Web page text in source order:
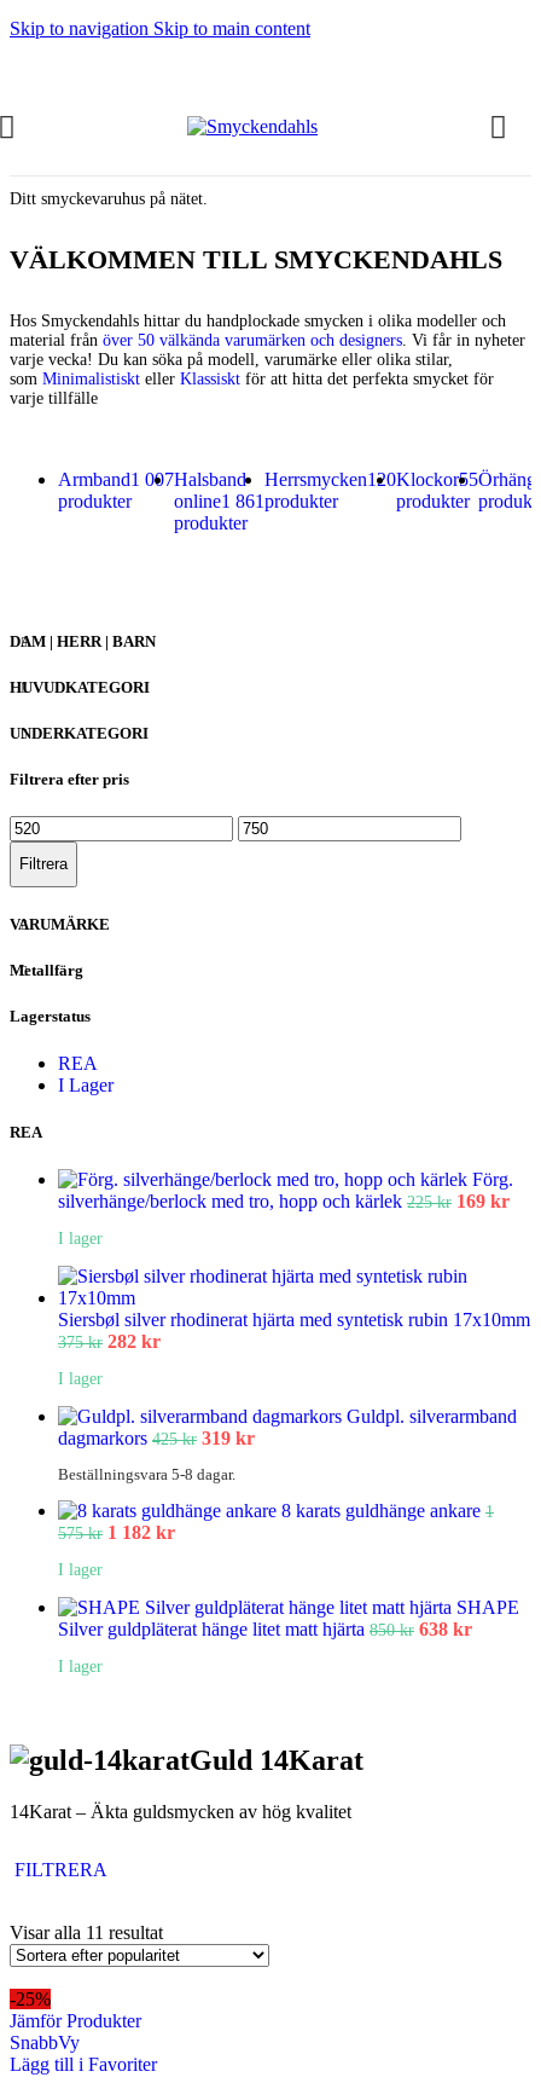
Skip to navigation Skip to main content
Ditt smyckevaruhus på nätet.
VÄLKOMMEN TILL SMYCKENDAHLS
Hos Smyckendahls hittar du handplockade smycken i olika modeller och
material från över 50 välkända varumärken och designers . Vi får in nyheter
varje vecka! Du kan söka på modell, varumärke eller olika stilar,
som Minimalistiskt eller Klassiskt för att hitta det perfekta smycket för
varje tillfälle
Armband1 007
produkter
Halsband
online1 861
produkter
Herrsmycken120
produkter
Klockor55
produkter
DAM | HERR | BARN
HUVUDKATEGORI
UNDERKATEGORI
Filtrera efter pris
Filtrera
VARUMÄRKE
Metallfärg
Lagerstatus
REA
I Lager
REA
Förg.
silverhänge/berlock med tro, hopp och kärlek 225kr 169 kr
I lager
Siersbøl silver rhodinerat hjärta med syntetisk rubin 17x10mm
375kr 282 kr
I lager
Guldpl. silverarmband
dagmarkors 425kr 319 kr
Beställningsvara 5-8 dagar.
8 karats guldhänge ankare 1
575kr 1 182 kr
I lager
SHAPE
Silver guldpläterat hänge litet matt hjärta 850kr 638 kr
I lager
Guld 14Karat
14Karat – Äkta guldsmycken av hög kvalitet
FILTRERA
Visar alla 11 resultat
-25%
Jämför Produkter
SnabbVy
Lägg till i Favoriter